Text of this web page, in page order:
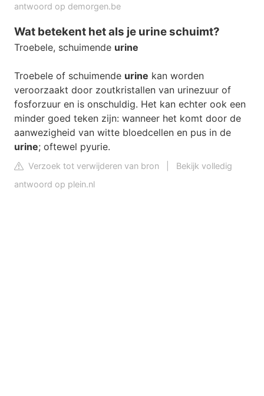
antwoord op demorgen.be
Wat betekent het als je urine schuimt?
Troebele, schuimende urine
Troebele of schuimende urine kan worden
veroorzaakt door zoutkristallen van urinezuur of
fosforzuur en is onschuldig. Het kan echter ook een
minder goed teken zijn: wanneer het komt door de
aanwezigheid van witte bloedcellen en pus in de
urine; oftewel pyurie.
Verzoek tot verwijderen van bron
Bekijk volledig
antwoord op plein.nl